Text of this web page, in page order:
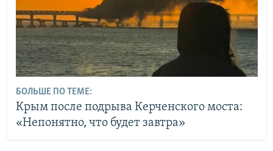
БОЛЬШЕ ПО ТЕМЕ:
Крым после подрыва Керченского моста:
«Непонятно, что будет завтра»